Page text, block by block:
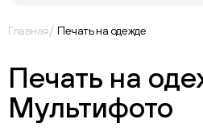
Главная Печать на одежде
Печать на
Мультифото